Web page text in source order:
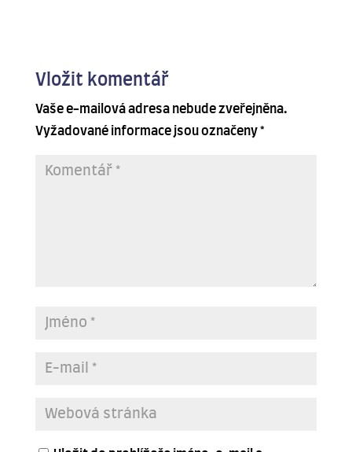
Vložit komentář
Vaše e-mailová adresa nebude zveřejněna.
Vyžadované informace jsou označeny*